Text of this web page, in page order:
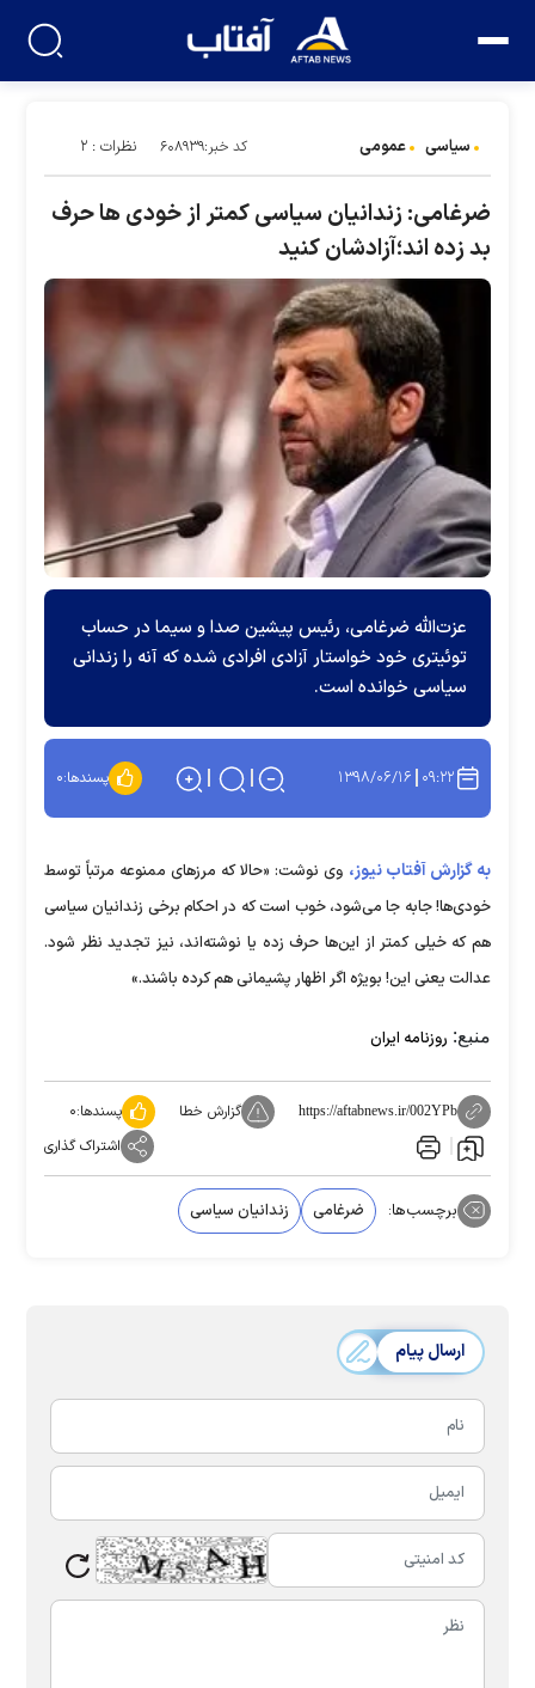
سیاسی عمومی کد خبر:۶۰۸۹۳۹ نظرات : ۲
ضرغامی: زندانیان سیاسی کمتر از خودی ها حرف
بد زده اند؛آزادشان کنید
عزت‌الله ضرغامی، رئیس پیشین صدا و سیما در حساب
توئیتری خود خواستار آزادی افرادی شده که آنه را زندانی
سیاسی خوانده است.
۰۹:۲۲ ۱۳۹۸/۰۶/۱۶ پسندها:۰
به گزارش آفتاب نیوز، وی نوشت: «‌حالا که مرزهای ممنوعه مرتباً توسط
خودی‌ها! جابه جا می‌شود، خوب است که در احکام برخی زندانیان سیاسی
هم که خیلی کمتر از این‌ها حرف زده یا نوشته‌اند، نیز تجدید نظر شود.
عدالت یعنی این! بویژه اگر اظهار پشیمانی هم کرده باشند.»
منبع: روزنامه ایران
https://aftabnews.ir/002YPb گزارش خطا پسندها:۰
اشتراک گذاری
برچسب‌ها: ضرغامی زندانیان سیاسی
ارسال پیام